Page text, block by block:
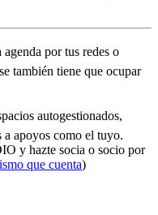
agenda por tus redes o
también tiene que ocupar
autogestionados,
apoyos como el tuyo.
y hazte socia o socio por
que cuenta)